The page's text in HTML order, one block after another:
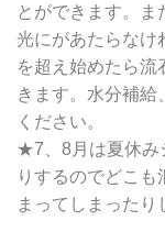
とができます。ま
光にがあたらな
を超え始めたら流
きます。水分補給
ください。
★7、8月は夏休み
りするのでどこ
まってしまったり